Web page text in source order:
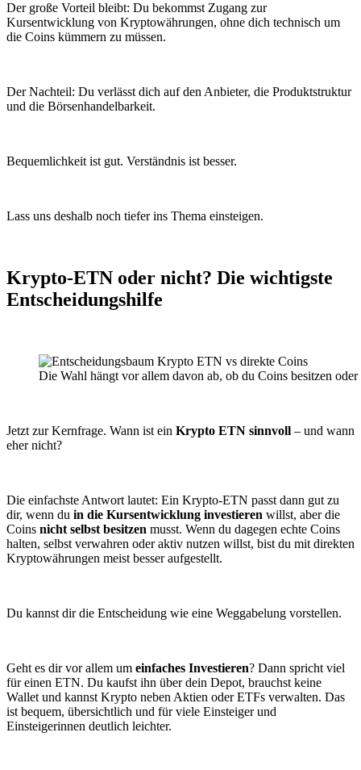
Der große Vorteil bleibt: Du bekommst Zugang zur
Kursentwicklung von Kryptowährungen, ohne dich technisch um
die Coins kümmern zu müssen.
Der Nachteil: Du verlässt dich auf den Anbieter, die Produktstruktur
und die Börsenhandelbarkeit.
Bequemlichkeit ist gut. Verständnis ist besser.
Lass uns deshalb noch tiefer ins Thema einsteigen.
Krypto-ETN oder nicht? Die wichtigste
Entscheidungshilfe
Die Wahl hängt vor allem davon ab, ob du Coins besitzen
Jetzt zur Kernfrage. Wann ist ein Krypto ETN sinnvoll – und wann
eher nicht?
Die einfachste Antwort lautet: Ein Krypto-ETN passt dann gut zu
dir, wenn du in die Kursentwicklung investieren willst, aber die
Coins nicht selbst besitzen musst. Wenn du dagegen echte Coins
halten, selbst verwahren oder aktiv nutzen willst, bist du mit direkten
Kryptowährungen meist besser aufgestellt.
Du kannst dir die Entscheidung wie eine Weggabelung vorstellen.
Geht es dir vor allem um einfaches Investieren? Dann spricht viel
für einen ETN. Du kaufst ihn über dein Depot, brauchst keine
Wallet und kannst Krypto neben Aktien oder ETFs verwalten. Das
ist bequem, übersichtlich und für viele Einsteiger und
Einsteigerinnen deutlich leichter.